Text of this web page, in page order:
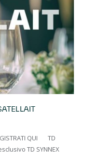
QUI TD
TD SYNNEX